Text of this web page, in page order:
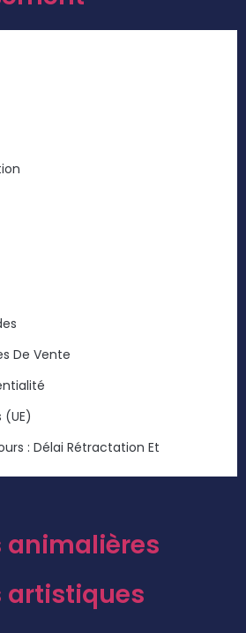
De Vente
: Délai Rétractation Et
animalières
artistiques